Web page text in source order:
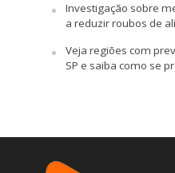
Investigação sobre
a reduzir roubos de
Veja regiões com
SP e saiba como se